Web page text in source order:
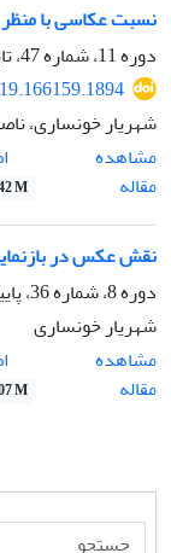
نسبت عکاسی با
دوره 11، شماره 47، تابستان 1398، صفحه
شهریار خونساری،
مشاهده
مقاله
M
نقش عکس در
دوره 8، شماره 36، پاییز 1395، صفحه
شهریار خونساری
مشاهده
مقاله
M